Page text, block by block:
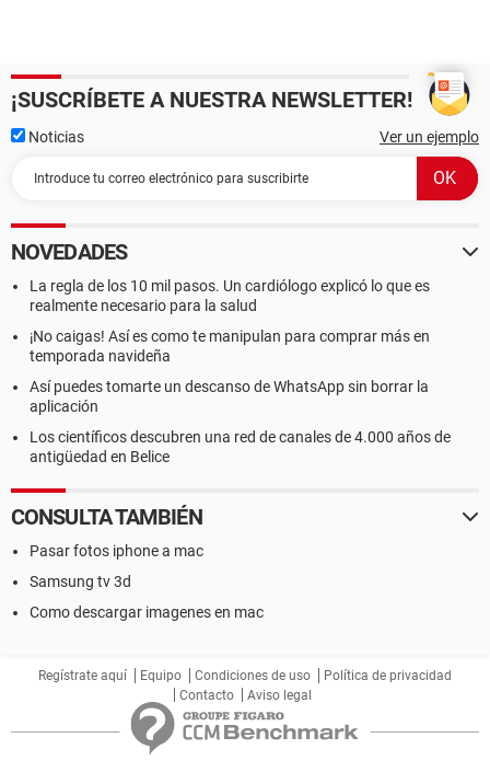
¡SUSCRÍBETE A NUESTRA NEWSLETTER!
Noticias Ver un ejemplo
NOVEDADES
La regla de los 10 mil pasos. Un cardiólogo explicó lo que es
realmente necesario para la salud
¡No caigas! Así es como te manipulan para comprar más en
temporada navideña
Así puedes tomarte un descanso de WhatsApp sin borrar la
aplicación
Los científicos descubren una red de canales de 4.000 años de
antigüedad en Belice
CONSULTA TAMBIÉN
Pasar fotos iphone a mac
Samsung tv 3d
Como descargar imagenes en mac
Regístrate aquí Equipo Condiciones de uso
Política de privacidad
Contacto
Aviso legal